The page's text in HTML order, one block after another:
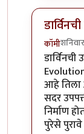
कॉमी
In reply
आहे तिला
सदर
निर्माण
पुरेसे पुरावे